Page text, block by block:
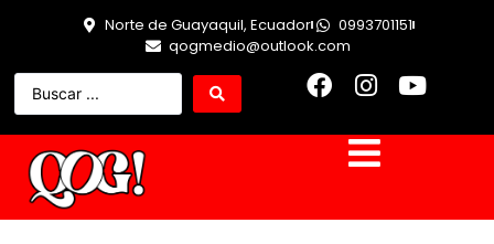
Norte de Guayaquil, Ecuador
0993701151
qogmedio@outlook.com